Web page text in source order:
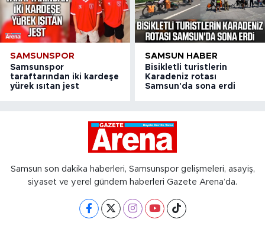
SAMSUNSPOR
Samsunspor
taraftarından iki kardeşe
yürek ısıtan jest
SAMSUN HABER
Bisikletli turistlerin
Karadeniz rotası
Samsun'da sona erdi
Samsun son dakika haberleri, Samsunspor gelişmeleri, asayiş,
siyaset ve yerel gündem haberleri Gazete Arena’da.